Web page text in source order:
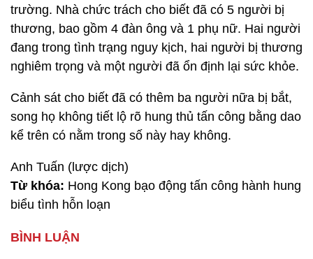
trường. Nhà chức trách cho biết đã có 5 người bị
thương, bao gồm 4 đàn ông và 1 phụ nữ. Hai người
đang trong tình trạng nguy kịch, hai người bị thương
nghiêm trọng và một người đã ổn định lại sức khỏe.
Cảnh sát cho biết đã có thêm ba người nữa bị bắt,
song họ không tiết lộ rõ hung thủ tấn công bằng dao
kể trên có nằm trong số này hay không.
Anh Tuấn (lược dịch)
Từ khóa: Hong Kong bạo động tấn công hành hung
biểu tình hỗn loạn